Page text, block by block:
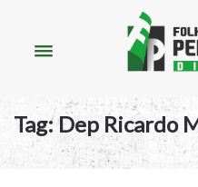
Tag:Dep Ricardo